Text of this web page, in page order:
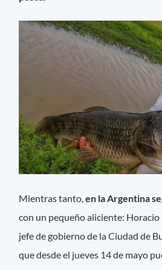
Mientras tanto,en la Argentina
con un pequeño aliciente:
jefe de gobierno de la Ciudad de
que desde el jueves 14 de mayo